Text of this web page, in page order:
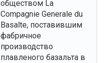
обществом La
Compagnie Generale du
Basalte, поставившим
фабричное
производство
плавленого базальта в